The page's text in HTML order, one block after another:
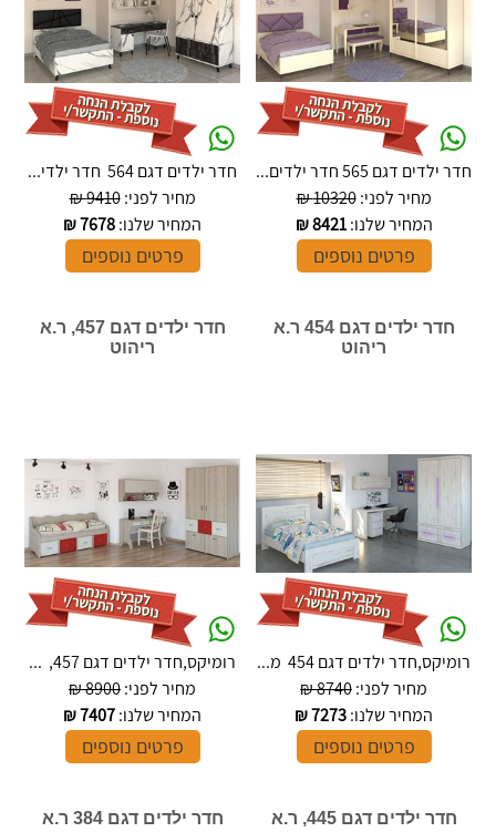
חדר ילדים דגם 565 חדר ילדים...
מחיר לפני:10320 ₪
המחיר שלנו:8421
₪
פרטים נוספים
חדר ילדים דגם 564 חדר ילדי...
מחיר לפני:9410 ₪
המחיר שלנו:7678
₪
פרטים נוספים
חדר ילדים דגם 454 ר.א
ריהוט
רומיקס,חדר ילדים דגם 454 מ...
מחיר לפני:8740 ₪
המחיר שלנו:7273
₪
פרטים נוספים
חדר ילדים דגם 457, ר.א
ריהוט
רומיקס,חדר ילדים דגם 457, ...
מחיר לפני:8900 ₪
המחיר שלנו:7407
₪
פרטים נוספים
חדר ילדים דגם 445, ר.א
חדר ילדים דגם 384 ר.א